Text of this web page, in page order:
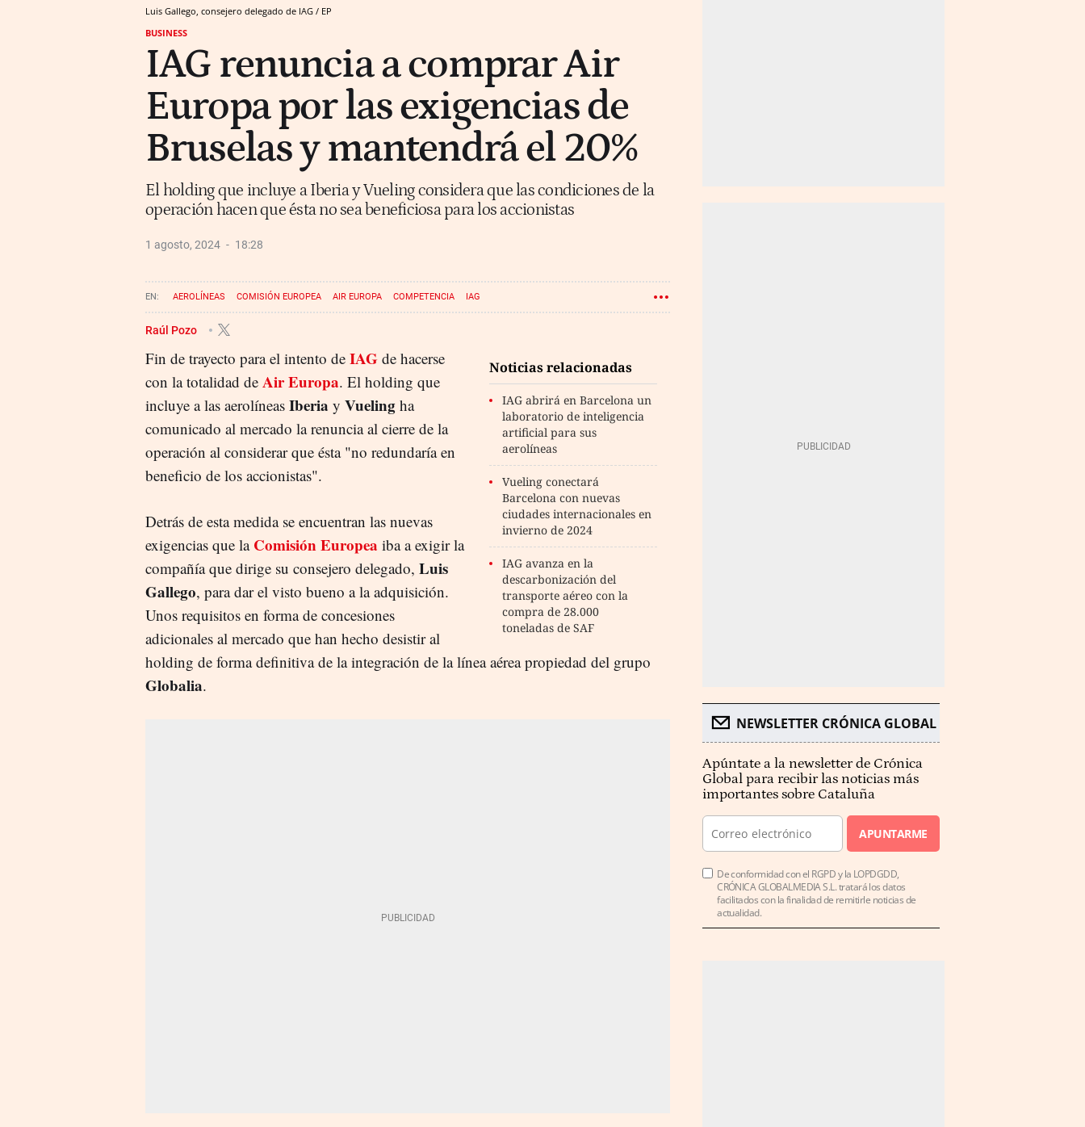
Luis Gallego, consejero delegado de IAG / EP
BUSINESS
IAG renuncia a comprar Air
Europa por las exigencias de
Bruselas y mantendrá el 20%
El holding que incluye a Iberia y Vueling considera que las condiciones de la
operación hacen que ésta no sea beneficiosa para los accionistas
1 agosto, 2024 18:28
AEROLÍNEAS COMISIÓN EUROPEA AIR EUROPA COMPETENCIA IAG
Raúl Pozo
Noticias relacionadas
IAG abrirá en Barcelona un
laboratorio de inteligencia
artificial para sus
aerolíneas
Vueling conectará
Barcelona con nuevas
ciudades internacionales en
invierno de 2024
IAG avanza en la
descarbonización del
transporte aéreo con la
compra de 28.000
toneladas de SAF
Fin de trayecto para el intento de IAG de hacerse
con la totalidad de Air Europa. El holding que
incluye a las aerolíneas Iberia y Vueling ha
comunicado al mercado la renuncia al cierre de la
operación al considerar que ésta "no redundaría en
beneficio de los accionistas".
Detrás de esta medida se encuentran las nuevas
exigencias que la Comisión Europea iba a exigir la
compañía que dirige su consejero delegado, Luis
Gallego, para dar el visto bueno a la adquisición.
Unos requisitos en forma de concesiones
adicionales al mercado que han hecho desistir al
holding de forma definitiva de la integración de la línea aérea propiedad del grupo
Globalia.
NEWSLETTER CRÓNICA GLOBAL
Apúntate a la newsletter de Crónica
Global para recibir las noticias más
importantes sobre Cataluña
APUNTARME
De conformidad con el RGPD y la LOPDGDD,
CRÓNICA GLOBALMEDIA S.L. tratará los datos
facilitados con la finalidad de remitirle noticias de
actualidad.